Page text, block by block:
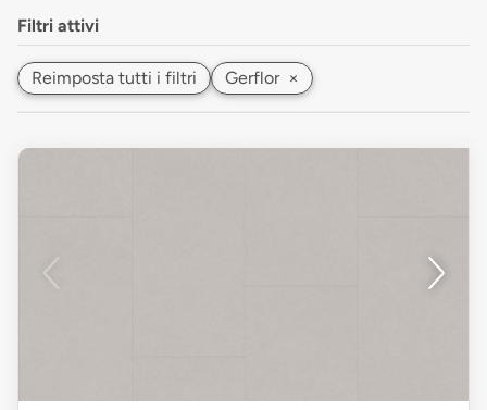
Filtri attivi
Reimposta tutti i filtri Gerflor ×